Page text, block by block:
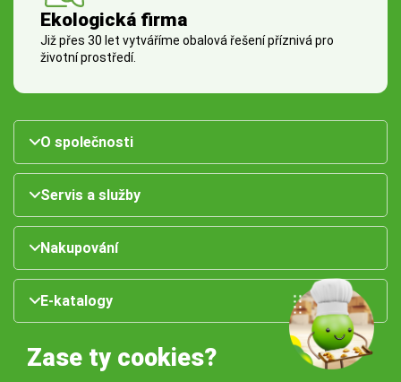
Ekologická firma
Již přes 30 let vytváříme obalová řešení příznivá pro
životní prostředí.
O společnosti
Servis a služby
Nakupování
E-katalogy
Zase ty cookies?